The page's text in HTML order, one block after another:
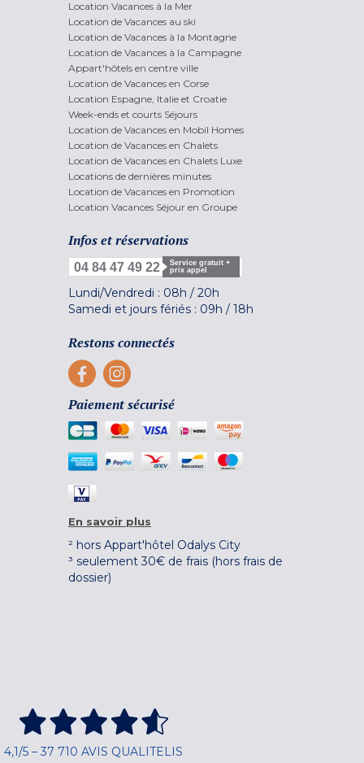
Location Vacances à la Mer
Location de Vacances au ski
Location de Vacances à la Montagne
Location de Vacances à la Campagne
Appart'hôtels en centre ville
Location de Vacances en Corse
Location Espagne, Italie et Croatie
Week-ends et courts Séjours
Location de Vacances en Mobil Homes
Location de Vacances en Chalets
Location de Vacances en Chalets Luxe
Locations de dernières minutes
Location de Vacances en Promotion
Location Vacances Séjour en Groupe
Infos et réservations
04 84 47 49 22
Service gratuit +
prix appel
Lundi/Vendredi : 08h / 20h
Samedi et jours fériés : 09h / 18h
Restons connectés
Paiement sécurisé
En savoir plus
² hors Appart'hôtel Odalys City
³ seulement 30€ de frais (hors frais de
dossier)
4,1/5 – 37 710 AVIS QUALITELIS